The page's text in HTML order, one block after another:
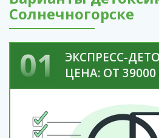
Солнечногорске
01
ЭКСПРЕСС-
ЦЕНА: ОТ 39000